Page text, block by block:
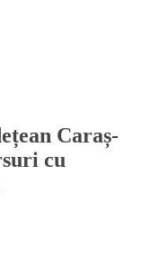
Caraș-
cu